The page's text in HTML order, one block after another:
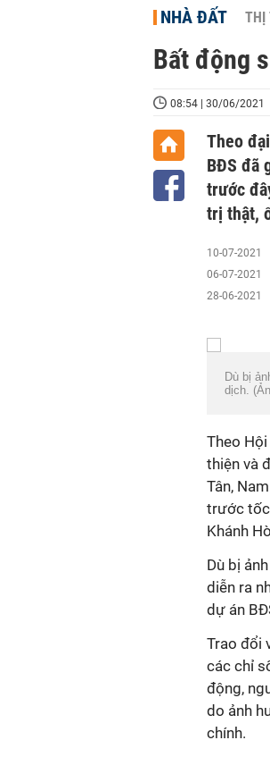
NHÀ ĐẤT THỊ
Bất động
08:54 | 30/06/2021
Theo
BĐS đã
trước
trị thật,
10-07-2021
06-07-2021
28-06-2021
Dù bị
dịch.
Theo
thiện và
Tân,
trước tốc
Khánh
Dù bị
diễn ra
dự án
Trao đổi
các chỉ
động,
do ảnh
chính.